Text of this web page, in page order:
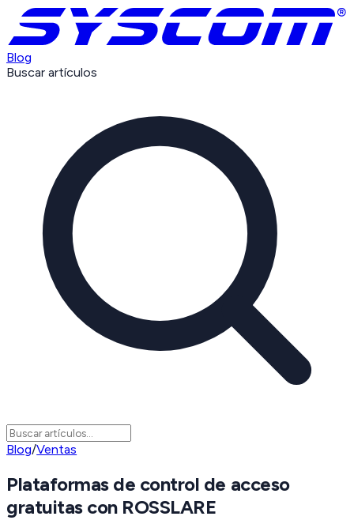
Blog
Buscar artículos
Blog/Ventas
Plataformas de control de acceso
gratuitas con ROSSLARE